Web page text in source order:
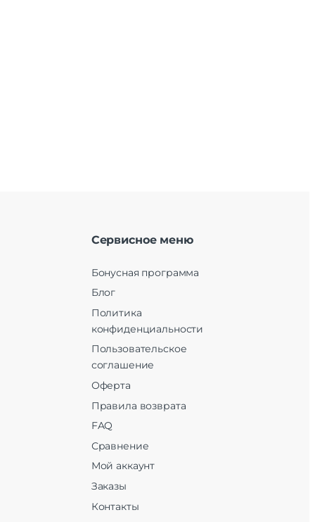
Сервисное меню
Бонусная программа
Блог
Политика
конфиденциальности
Пользовательское
соглашение
Оферта
Правила возврата
FAQ
Сравнение
Мой аккаунт
Заказы
Контакты